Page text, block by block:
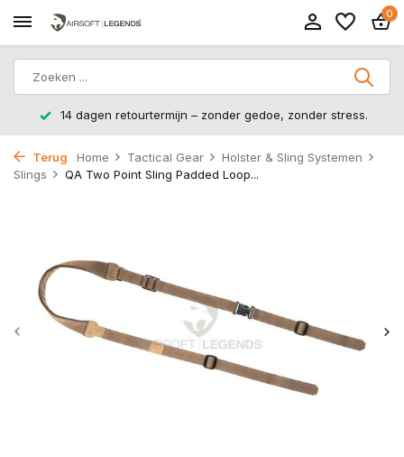
0
14 dagen retourtermijn – zonder gedoe, zonder stress.
Terug Home Tactical Gear
Holster & Sling Systemen
Slings
QA Two Point Sling Padded Loop...